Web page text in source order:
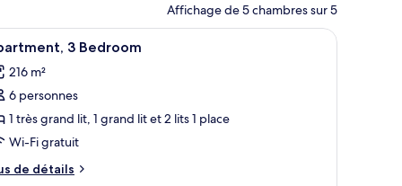
Affichage de 5 chambres sur 5
fenêtre.
un bureau, une chaise, une télévision et une vue sur la ville.
Une chambre d’hôtel avec un grand lit, un
6 3 Bedroom
216 m²
6 personnes
1 très grand lit, 1 grand lit et 2 lits 1 place
Wi-Fi gratuit
de détails